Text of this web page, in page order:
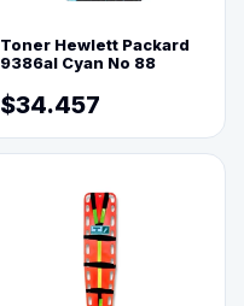
Toner Hewlett Packard
9386al Cyan No 88
$34.457